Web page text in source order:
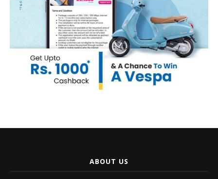
ABOUT US